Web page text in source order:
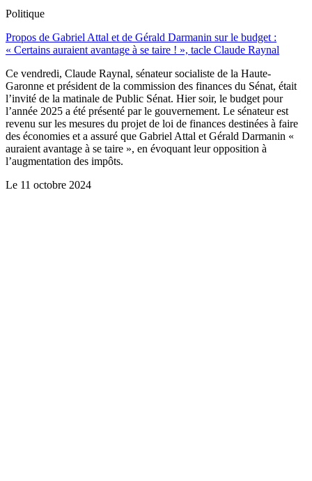
Politique
Propos de Gabriel Attal et de Gérald Darmanin sur le budget :
« Certains auraient avantage à se taire ! », tacle Claude Raynal
Ce vendredi, Claude Raynal, sénateur socialiste de la Haute-
Garonne et président de la commission des finances du Sénat, était
l’invité de la matinale de Public Sénat. Hier soir, le budget pour
l’année 2025 a été présenté par le gouvernement. Le sénateur est
revenu sur les mesures du projet de loi de finances destinées à faire
des économies et a assuré que Gabriel Attal et Gérald Darmanin «
auraient avantage à se taire », en évoquant leur opposition à
l’augmentation des impôts.
Le 11 octobre 2024